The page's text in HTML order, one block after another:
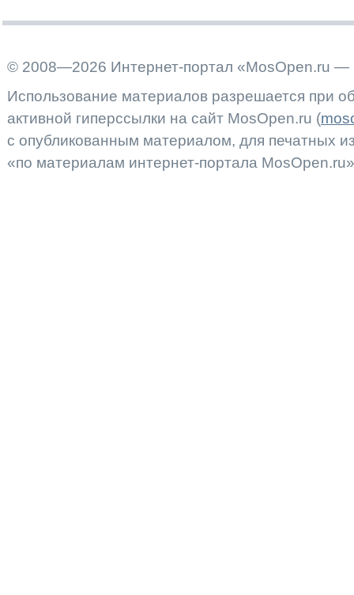
© 2008—2026 Интернет-портал «MosOpen.ru —
Использование материалов разрешается при
активной гиперссылки на сайт MosOpen.ru (
с опубликованным материалом, для печатных
«по материалам интернет-портала